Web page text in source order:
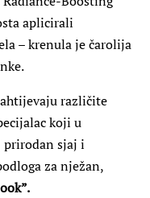
aplicirali
– krenula je čarolija
različite
koji u
sjaj i
za nježan,